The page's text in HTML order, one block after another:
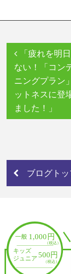
「疲れを明
ない！「コン
ニングプラン
ットネスに登
ました！」
ブログト